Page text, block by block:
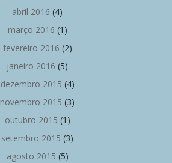
abril 2016 (4)
março 2016 (1)
fevereiro 2016 (2)
janeiro 2016 (5)
dezembro 2015 (4)
novembro 2015 (3)
outubro 2015 (1)
setembro 2015 (3)
agosto 2015 (5)